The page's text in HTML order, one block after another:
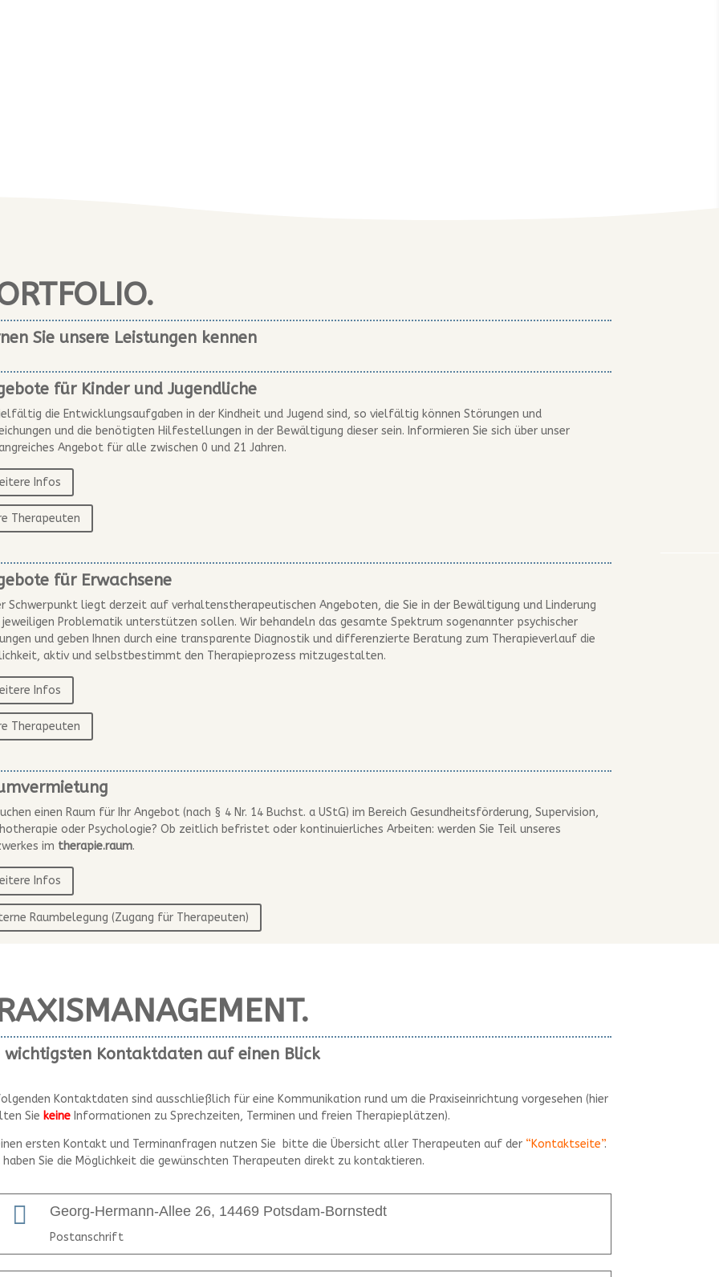
Sie unsere Leistungen kennen
für Kinder und Jugendliche
die Entwicklungsaufgaben in der Kindheit und Jugend sind, so vielfältig können Störungen und
und die benötigten Hilfestellungen in der Bewältigung dieser sein. Informieren Sie sich über unser
Angebot für alle zwischen 0 und 21 Jahren.
Infos
Therapeuten
für Erwachsene
Schwerpunkt liegt derzeit auf verhaltenstherapeutischen Angeboten, die Sie in der Bewältigung und Linderung
jeweiligen Problematik unterstützen sollen. Wir behandeln das gesamte Spektrum sogenannter psychischer
und geben Ihnen durch eine transparente Diagnostik und differenzierte Beratung zum Therapieverlauf die
aktiv und selbstbestimmt den Therapieprozess mitzugestalten.
Infos
Therapeuten
einen Raum für Ihr Angebot (nach § 4 Nr. 14 Buchst. a UStG) im Bereich Gesundheitsförderung, Supervision,
oder Psychologie? Ob zeitlich befristet oder kontinuierliches Arbeiten: werden Sie Teil unseres
im therapie.raum.
Infos
Raumbelegung (Zugang für Therapeuten)
wichtigsten Kontaktdaten auf einen Blick
Kontaktdaten sind ausschließlich für eine Kommunikation rund um die Praxiseinrichtung vorgesehen (hier
Sie keine Informationen zu Sprechzeiten, Terminen und freien Therapieplätzen).
ersten Kontakt und Terminanfragen nutzen Sie bitte die Übersicht aller Therapeuten auf der “Kontaktseite”.
haben Sie die Möglichkeit die gewünschten Therapeuten direkt zu kontaktieren.
 Georg-Hermann-Allee 26, 14469 Potsdam-Bornstedt
Postanschrift